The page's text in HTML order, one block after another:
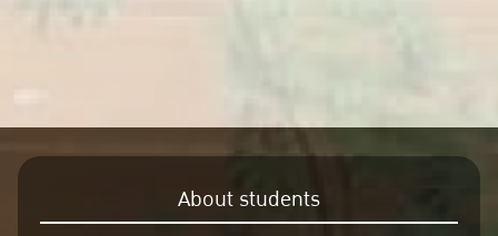
About students